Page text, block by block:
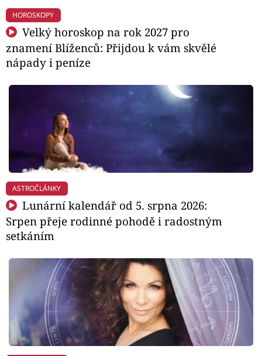
HOROSKOPY
Velký horoskop na rok 2027 pro
znamení Blíženců: Přijdou k vám skvělé
nápady i peníze
ASTROČLÁNKY
Lunární kalendář od 5. srpna 2026:
Srpen přeje rodinné pohodě i radostným
setkáním